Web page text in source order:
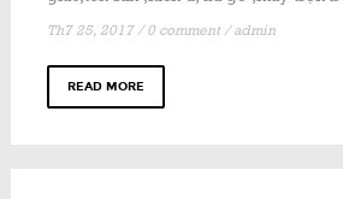
Th7 25, 2017 /0 comment /admin
READ MORE